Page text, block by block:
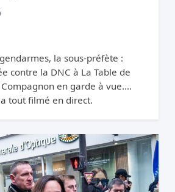
la sous-préfète :
contre la DNC à La Table de
en garde à vue.
a tout filmé en direct.